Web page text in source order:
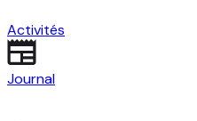
Activités
Journal